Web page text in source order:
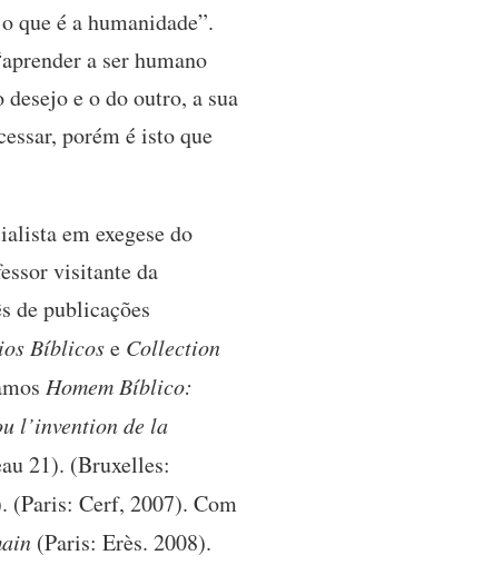
que é a humanidade”.
a ser humano
e o do outro, a sua
porém é isto que
em exegese do
visitante da
de publicações
Bíblicose Collection
Homem Bíblico:
l’invention de la
21). (Bruxelles:
(Paris: Cerf, 2007). Com
(Paris: Erès. 2008).